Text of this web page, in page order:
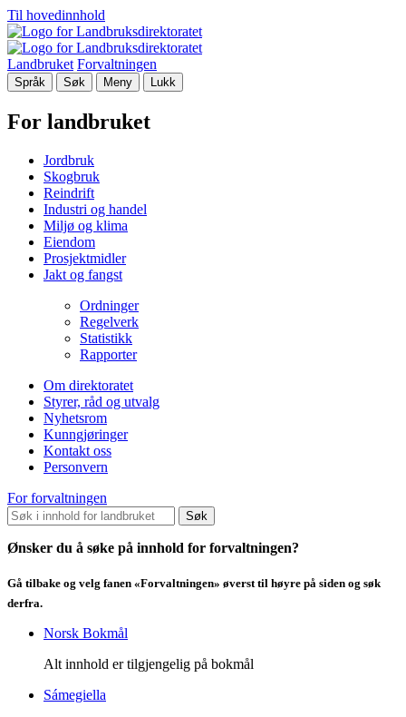
Til hovedinnhold
Landbruket Forvaltningen
Språk Søk Meny Lukk
For landbruket
Jordbruk
Skogbruk
Reindrift
Industri og handel
Miljø og klima
Eiendom
Prosjektmidler
Jakt og fangst
Ordninger
Regelverk
Statistikk
Rapporter
Om direktoratet
Styrer, råd og utvalg
Nyhetsrom
Kunngjøringer
Kontakt oss
Personvern
For forvaltningen
Søk
Ønsker du å søke på innhold for forvaltningen?
Gå tilbake og velg fanen «Forvaltningen» øverst til høyre på siden og søk
derfra.
Norsk Bokmål
Alt innhold er tilgjengelig på bokmål
Sámegiella